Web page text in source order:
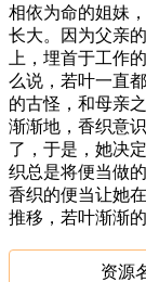
相依为命的姐妹
长大。因为父亲
上，埋首于工作
么说，若叶一直
的古怪，和母亲
渐渐地，香织意
了，于是，她决
织总是将便当做
香织的便当让她
推移，若叶渐渐
资源